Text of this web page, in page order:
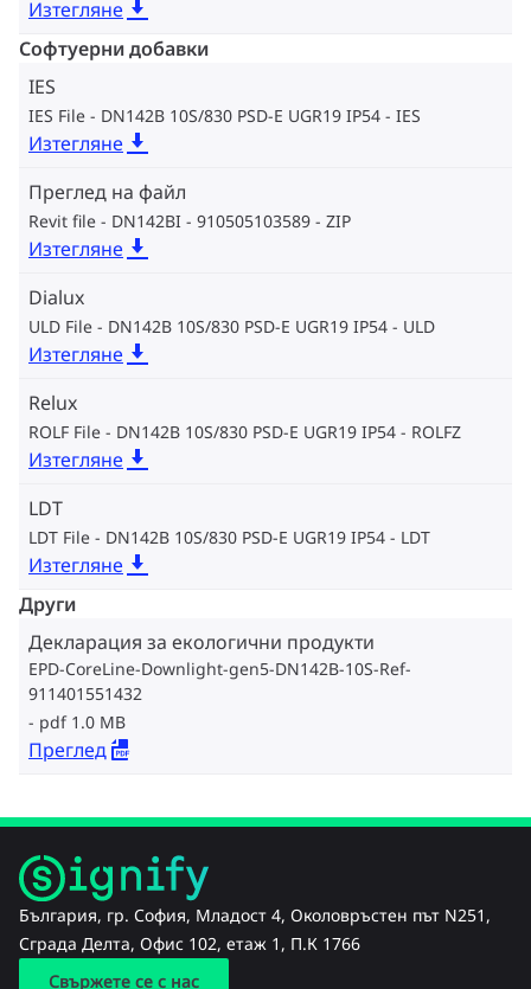
Изтегляне
Софтуерни добавки
IES
IES File - DN142B 10S/830 PSD-E UGR19 IP54 IES
Изтегляне
Преглед на файл
Revit file - DN142BI - 910505103589 ZIP
Изтегляне
Dialux
ULD File - DN142B 10S/830 PSD-E UGR19 IP54 ULD
Изтегляне
Relux
ROLF File - DN142B 10S/830 PSD-E UGR19 IP54 ROLFZ
Изтегляне
LDT
LDT File - DN142B 10S/830 PSD-E UGR19 IP54 LDT
Изтегляне
Други
Декларация за екологични продукти
EPD-CoreLine-Downlight-gen5-DN142B-10S-Ref-
911401551432
pdf 1.0 MB
Преглед
България, гр. София, Младост 4, Околовръстен път N251,
Сграда Делта, Офис 102, етаж 1, П.К 1766
Свържете се с нас